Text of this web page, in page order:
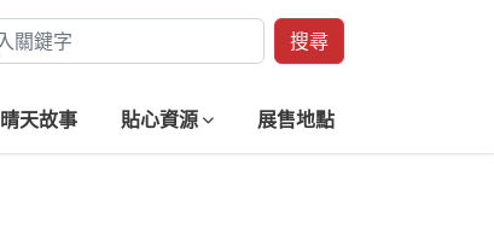
搜尋
晴天故事 貼心資源
展售地點